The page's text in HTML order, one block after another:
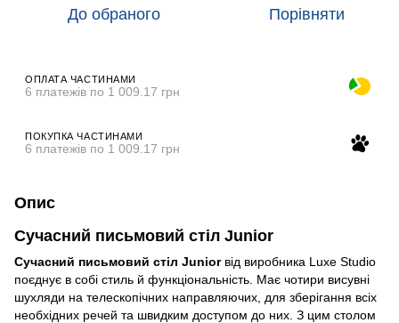
До обраного Порівняти
ОПЛАТА ЧАСТИНАМИ
6 платежів по 1 009.17 грн
ПОКУПКА ЧАСТИНАМИ
6 платежів по 1 009.17 грн
Опис
Сучасний письмовий стіл Junior
Сучасний письмовий стіл Junior від виробника Luxe Studio
поєднує в собі стиль й функціональність. Має чотири висувні
шухляди на телескопічних направляючих, для зберігання всіх
необхідних речей та швидким доступом до них. З цим столом